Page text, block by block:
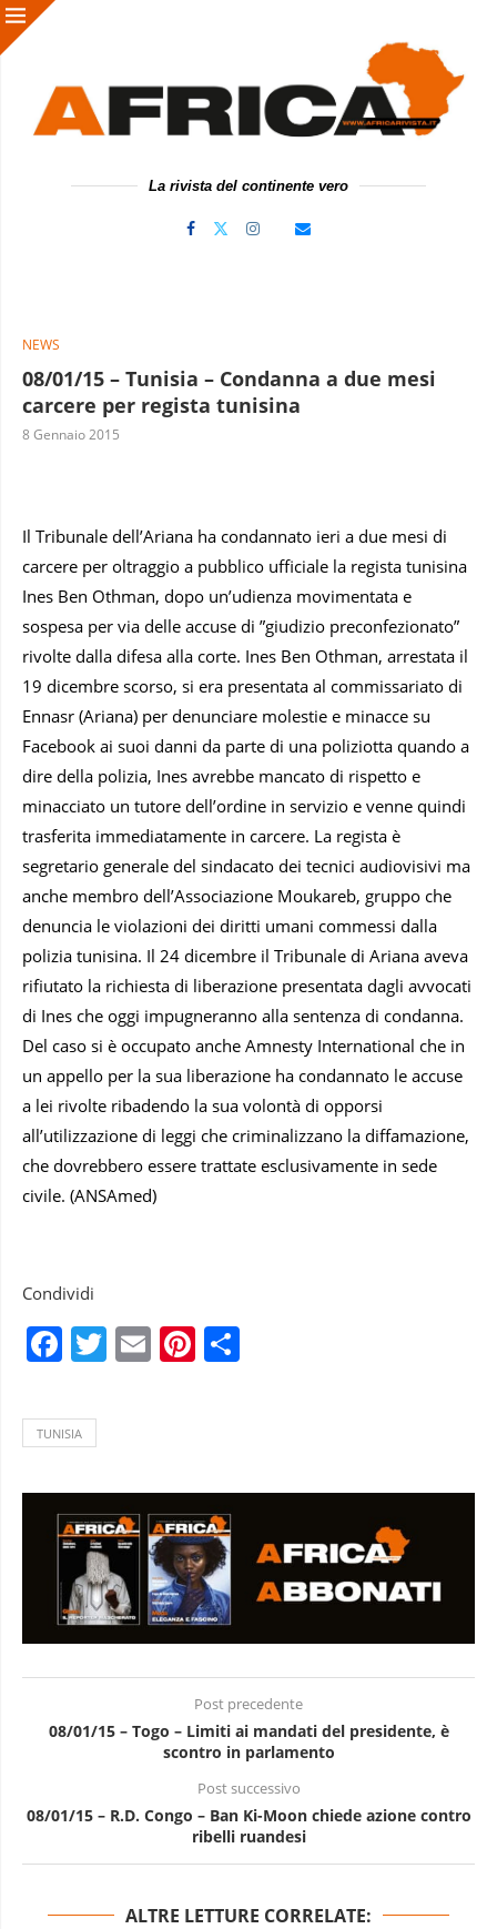
La rivista del continente vero
NEWS
08/01/15 – Tunisia – Condanna a due mesi
carcere per regista tunisina
8 Gennaio 2015
Il Tribunale dell’Ariana ha condannato ieri a due mesi di
carcere per oltraggio a pubblico ufficiale la regista tunisina
Ines Ben Othman, dopo un’udienza movimentata e
sospesa per via delle accuse di ”giudizio preconfezionato”
rivolte dalla difesa alla corte. Ines Ben Othman, arrestata il
19 dicembre scorso, si era presentata al commissariato di
Ennasr (Ariana) per denunciare molestie e minacce su
Facebook ai suoi danni da parte di una poliziotta quando a
dire della polizia, Ines avrebbe mancato di rispetto e
minacciato un tutore dell’ordine in servizio e venne quindi
trasferita immediatamente in carcere. La regista è
segretario generale del sindacato dei tecnici audiovisivi ma
anche membro dell’Associazione Moukareb, gruppo che
denuncia le violazioni dei diritti umani commessi dalla
polizia tunisina. Il 24 dicembre il Tribunale di Ariana aveva
rifiutato la richiesta di liberazione presentata dagli avvocati
di Ines che oggi impugneranno alla sentenza di condanna.
Del caso si è occupato anche Amnesty International che in
un appello per la sua liberazione ha condannato le accuse
a lei rivolte ribadendo la sua volontà di opporsi
all’utilizzazione di leggi che criminalizzano la diffamazione,
che dovrebbero essere trattate esclusivamente in sede
civile. (ANSAmed)
Condividi
Facebook
Twitter
EmailPinterest
TUNISIA
Post precedente
08/01/15 – Togo – Limiti ai mandati del presidente, è
scontro in parlamento
Post successivo
08/01/15 – R.D. Congo – Ban Ki-Moon chiede azione contro
ribelli ruandesi
ALTRE LETTURE CORRELATE: